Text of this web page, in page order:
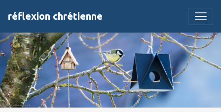
réflexion chrétienne